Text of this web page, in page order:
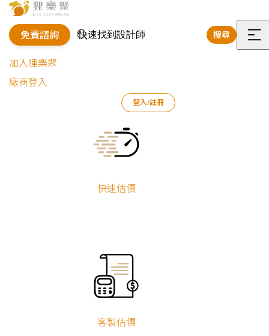
免費諮詢 搜尋
選
加入狸樂聚
廠商登入
登入/註冊
快速估價
客製估價
Current:
張雅茹